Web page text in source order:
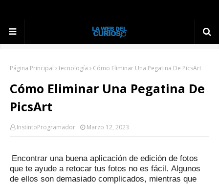
Página Principal tecnología Cómo Eliminar Una Pegatina De PicsArt
Cómo Eliminar Una Pegatina De
PicsArt
InstintoProgramador Marzo 12, 2023
Encontrar una buena aplicación de edición de fotos
que te ayude a retocar tus fotos no es fácil. Algunos
de ellos son demasiado complicados, mientras que